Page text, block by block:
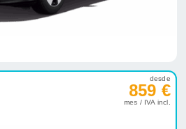
desde
859 €
mes / IVA incl.